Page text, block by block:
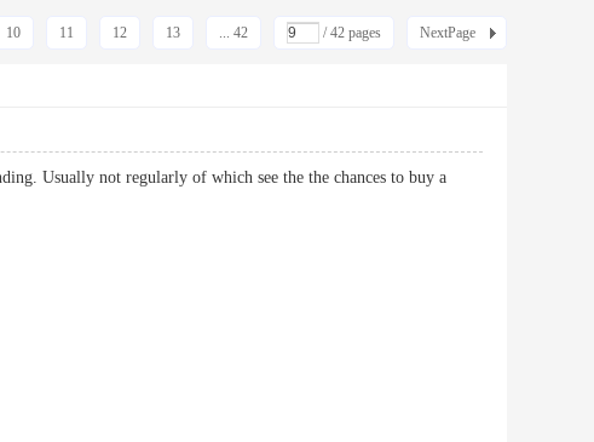
10 11 12 13 ... 42 / 42 pages NextPage
Usually not regularly of which see the the chances to buy a